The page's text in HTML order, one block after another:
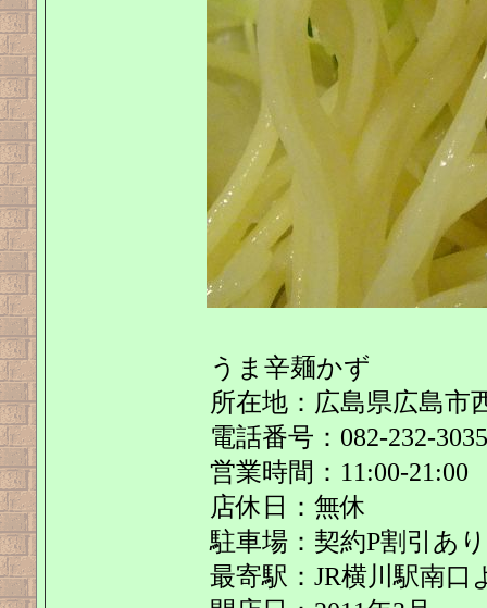
うま辛麺かず
所在地：広島県広島市
電話番号：082-232-3035
営業時間：11:00-21:00
店休日：無休
駐車場：契約P割引あり
最寄駅：JR横川駅南口